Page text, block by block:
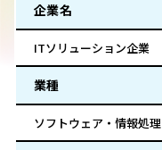
企業名
ITソリューション企業
業種
ソフトウェア・情報処理